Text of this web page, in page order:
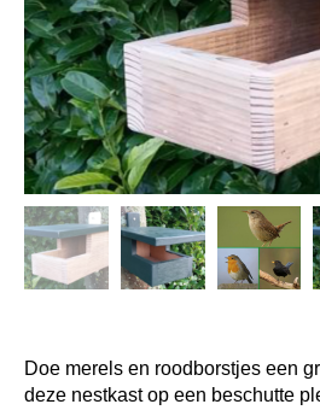
Doe merels en roodborstjes een
deze nestkast op een beschutte